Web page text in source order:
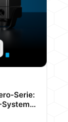
Serie: